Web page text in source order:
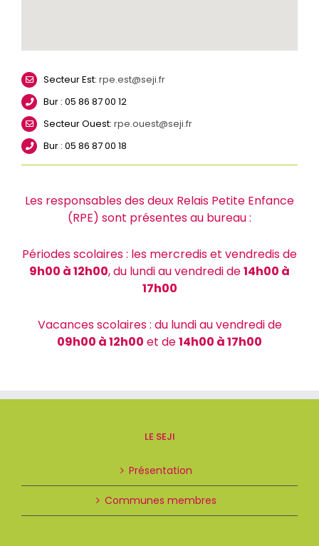
Secteur Est:rpe.est@seji.fr
Bur : 05 86 87 00 12
Secteur Ouest:rpe.ouest@seji.fr
Bur : 05 86 87 00 18
Les responsables des deux Relais Petite Enfance
(RPE) sont présentes au bureau :
Périodes scolaires : les mercredis et vendredis de
9h00 à 12h00, du lundi au vendredi de14h00 à
17h00
Vacances scolaires : du lundi au vendredi de
09h00 à 12h00 et de14h00 à 17h00
LE SEJI
Présentation
Communes membres